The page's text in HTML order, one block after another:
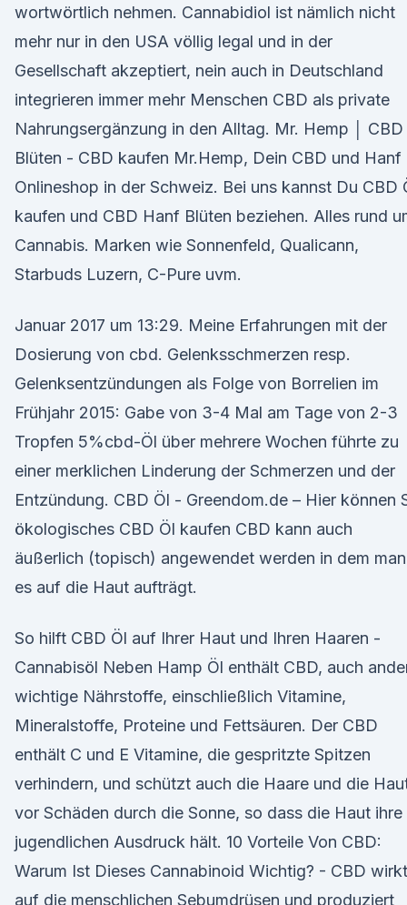
wortwörtlich nehmen. Cannabidiol ist nämlich nicht
mehr nur in den USA völlig legal und in der
Gesellschaft akzeptiert, nein auch in Deutschland
integrieren immer mehr Menschen CBD als private
Nahrungsergänzung in den Alltag. Mr. Hemp │ CBD
Blüten - CBD kaufen Mr.Hemp, Dein CBD und Hanf
Onlineshop in der Schweiz. Bei uns kannst Du CBD
kaufen und CBD Hanf Blüten beziehen. Alles rund
Cannabis. Marken wie Sonnenfeld, Qualicann,
Starbuds Luzern, C-Pure uvm.
Januar 2017 um 13:29. Meine Erfahrungen mit der
Dosierung von cbd. Gelenksschmerzen resp.
Gelenksentzündungen als Folge von Borrelien im
Frühjahr 2015: Gabe von 3-4 Mal am Tage von 2-3
Tropfen 5%cbd-Öl über mehrere Wochen führte zu
einer merklichen Linderung der Schmerzen und der
Entzündung. CBD Öl - Greendom.de – Hier können
ökologisches CBD Öl kaufen CBD kann auch
äußerlich (topisch) angewendet werden in dem man
es auf die Haut aufträgt.
So hilft CBD Öl auf Ihrer Haut und Ihren Haaren -
Cannabisöl Neben Hamp Öl enthält CBD, auch
wichtige Nährstoffe, einschließlich Vitamine,
Mineralstoffe, Proteine und Fettsäuren. Der CBD
enthält C und E Vitamine, die gespritzte Spitzen
verhindern, und schützt auch die Haare und die
vor Schäden durch die Sonne, so dass die Haut ihre
jugendlichen Ausdruck hält. 10 Vorteile Von CBD:
Warum Ist Dieses Cannabinoid Wichtig? - CBD wirkt
auf die menschlichen Sebumdrüsen und produziert